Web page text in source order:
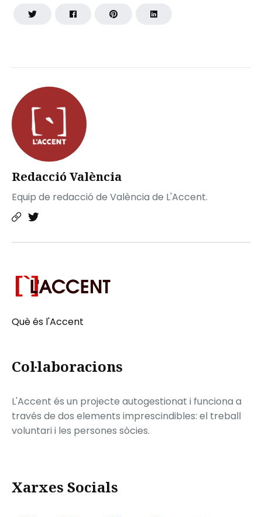
Redacció València
Equip de redacció de València de L'Accent.
Què és l'Accent
Col·laboracions
L'Accent és un projecte autogestionat i funciona a
través de dos elements imprescindibles: el treball
voluntari i les persones sòcies.
Xarxes Socials